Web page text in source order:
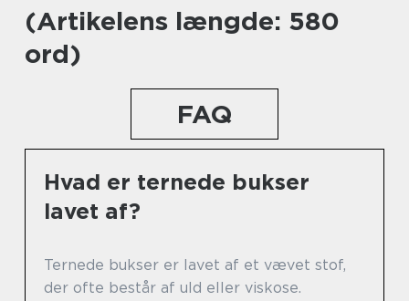
(Artikelens længde: 580
ord)
FAQ
Hvad er ternede bukser
lavet af?
Ternede bukser er lavet af et vævet stof,
der ofte består af uld eller viskose.